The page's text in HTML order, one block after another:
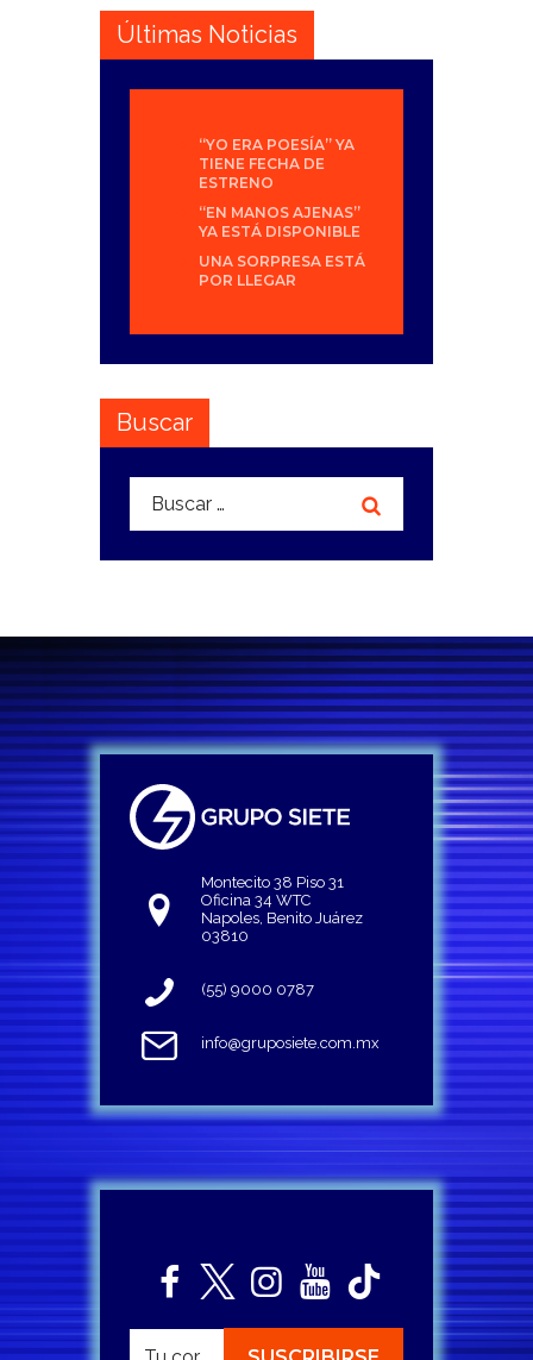
Últimas Noticias
“YO ERA POESÍA” YA
TIENE FECHA DE
ESTRENO
“EN MANOS AJENAS”
YA ESTÁ DISPONIBLE
UNA SORPRESA ESTÁ
POR LLEGAR
Buscar
Buscar:
Montecito 38 Piso 31
Oficina 34 WTC
Napoles, Benito Juárez
03810
(55) 9000 0787
info@gruposiete.com.mx